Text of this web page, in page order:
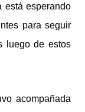
está esperando
para seguir
luego de estos
acompañada